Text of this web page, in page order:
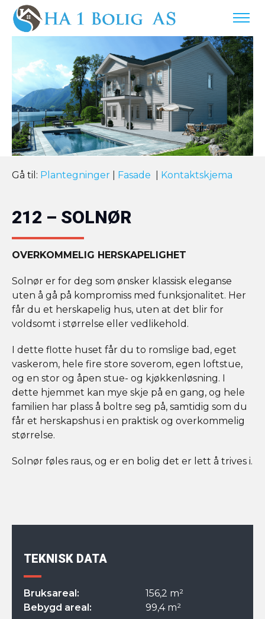
Gå til: Plantegninger Fasade Kontaktskjema
212 – SOLNØR
OVERKOMMELIG HERSKAPELIGHET
Solnør er for deg som ønsker klassisk eleganse
uten å gå på kompromiss med funksjonalitet. Her
får du et herskapelig hus, uten at det blir for
voldsomt i størrelse eller vedlikehold.
I dette flotte huset får du to romslige bad, eget
vaskerom, hele fire store soverom, egen loftstue,
og en stor og åpen stue- og kjøkkenløsning. I
dette hjemmet kan mye skje på en gang, og hele
familien har plass å boltre seg på, samtidig som du
får et herskapshus i en praktisk og overkommelig
størrelse.
Solnør føles raus, og er en bolig det er lett å trives i.
TEKNISK DATA
Bruksareal:
156,2 m²
Bebygd areal:
99,4 m²